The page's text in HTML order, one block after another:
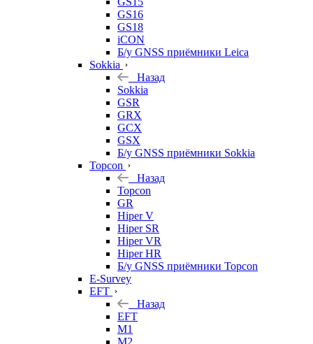
GS16
GS18
iCON
Б/у GNSS приёмники Leica
Sokkia
Назад
Sokkia
GSR
GRX
GCX
GSX
Б/у GNSS приёмники Sokkia
Topcon
Назад
Topcon
GR
Hiper V
Hiper SR
Hiper VR
Hiper HR
Б/у GNSS приёмники Topcon
E-Survey
EFT
Назад
EFT
M1
M2